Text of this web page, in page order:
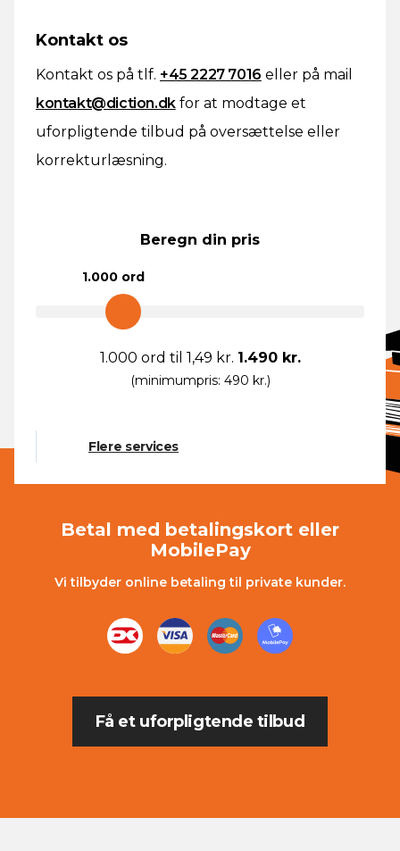
Kontakt os
Kontakt os på tlf. +45 2227 7016 eller på mail
kontakt@diction.dkfor at modtage et
uforpligtende tilbud på oversættelse eller
korrekturlæsning.
Beregn din pris
1.000 ord
1.000 ord til 1,49 kr. 1.490 kr.
(minimumpris: 490 kr.)
Flere services
Betal med betalingskort eller
MobilePay
Vi tilbyder online betaling til private kunder.
Få et uforpligtende tilbud